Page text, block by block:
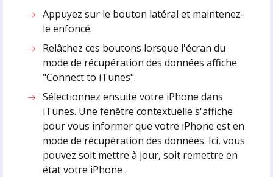
Appuyez sur le bouton latéral et maintenez-
le enfoncé.
Relâchez ces boutons lorsque l'écran du
mode de récupération des données affiche
"Connect to iTunes".
Sélectionnez ensuite votre iPhone dans
iTunes. Une fenêtre contextuelle s'affiche
pour vous informer que votre‌ iPhone‌ est en
mode de récupération des données. Ici, vous
pouvez soit mettre à jour, soit remettre en
état votre‌ iPhone‌ .